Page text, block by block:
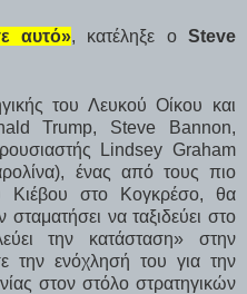
αυτό», κατέληξε ο Steve
του Λευκού Οίκου και
Trump, Steve Bannon,
Lindsey Graham
ένας από τους πιο
Κιέβου στο Κογκρέσο, θα
να ταξιδεύει στο
την κατάσταση» στην
την ενόχλησή του για την
στον στόλο στρατηγικών